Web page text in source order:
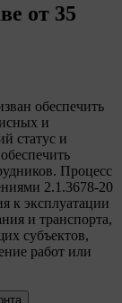
от 35
обеспечить
и
статус и
Процесс
2.1.3678-20
к эксплуатации
и транспорта,
субъектов,
работ или